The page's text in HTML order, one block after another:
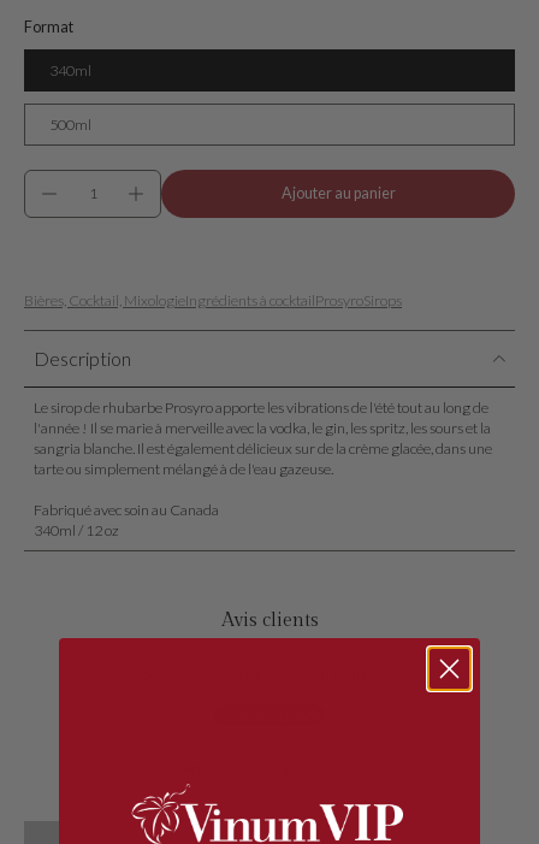
Format
340ml
500ml
Ajouter au panier
Bières, Cocktail, MixologieIngrédients à cocktailProsyroSirops
Description
Le sirop de rhubarbe Prosyro apporte les vibrations de l'été tout au long de
l'année ! Il se marie à merveille avec la vodka, le gin, les spritz, les sours et la
sangria blanche. Il est également délicieux sur de la crème glacée, dans une
tarte ou simplement mélangé à de l'eau gazeuse.
Fabriqué avec soin au Canada
340ml / 12 oz
Avis clients